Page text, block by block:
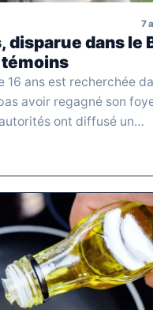
7
disparue dans le
témoins
16 ans est recherchée
avoir regagné son
ont diffusé un…